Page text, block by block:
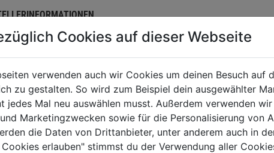
PRODUKTE AUS DIESER KATEGORIE
Cookies auf dieser Webseite
verwenden auch wir Cookies um deinen Besuch auf
zu gestalten. So wird zum Beispiel dein ausgewählter
jedes Mal neu auswählen musst. Außerdem verwenden
Marketingzwecken sowie für die Personalisierung von
die Daten von Drittanbieter, unter anderem auch in
erlauben" stimmst du der Verwendung aller